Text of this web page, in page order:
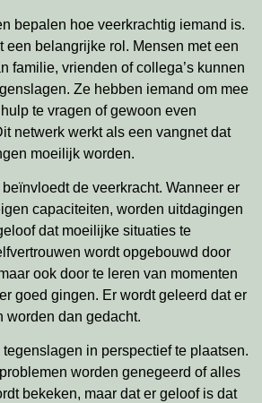
bepalen hoe veerkrachtig iemand is.
een belangrijke rol. Mensen met een
familie, vrienden of collega’s kunnen
Ze hebben iemand om mee
te vragen of gewoon even
netwerk werkt als een vangnet dat
moeilijk worden.
beïnvloedt de veerkracht. Wanneer er
capaciteiten, worden uitdagingen
dat moeilijke situaties te
wordt opgebouwd door
ook door te leren van momenten
goed gingen. Er wordt geleerd dat er
worden dan gedacht.
tegenslagen in perspectief te plaatsen.
worden genegeerd of alles
bekeken, maar dat er geloof is dat